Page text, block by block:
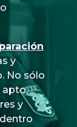
y
. No sólo
apto,
y